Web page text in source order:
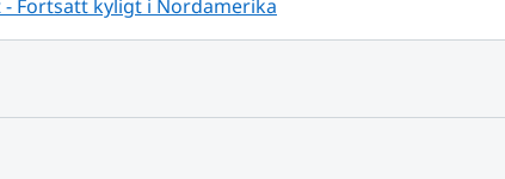
Fortsatt kyligt i Nordamerika